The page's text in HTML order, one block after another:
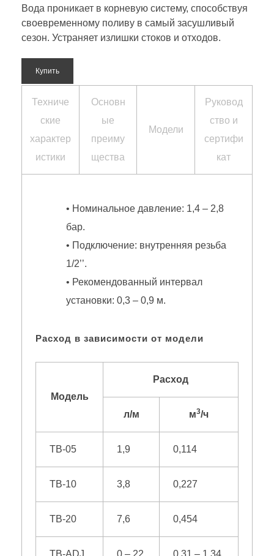
Вода проникает в корневую систему, способствуя
своевременному поливу в самый засушливый
сезон. Устраняет излишки стоков и отходов.
Купить
Техниче
ские
характер
истики
Основн
ые
преиму
щества
Модели
Руковод
ство и
сертифи
кат
• Номинальное давление: 1,4 – 2,8
бар.
• Подключение: внутренняя резьба
1/2’’.
• Рекомендованный интервал
установки: 0,3 – 0,9 м.
Расход в зависимости от модели
Модель
Расход
л/м м3/ч
TB-05 1,9 0,114
TB-10 3,8 0,227
TB-20 7,6 0,454
TB-ADJ 0 – 22 0,31 – 1,34